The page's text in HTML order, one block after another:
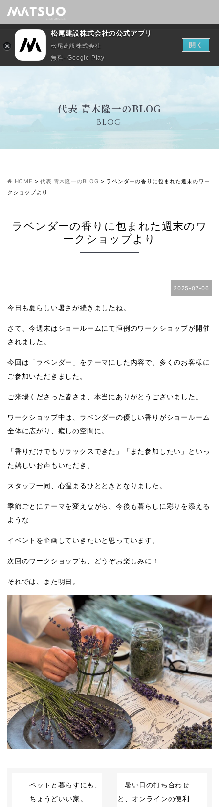
代表 青木隆一のBLOG
BLOG
HOME >代表 青木隆一のBLOG > ラベンダーの香りに包まれた週末のワー
クショップより
ラベンダーの香りに包まれた週末のワ
ークショップより
2025-07-06
今日も夏らしい暑さが続きましたね。
さて、今週末はショールームにて恒例のワークショップが開催
されました。
今回は「ラベンダー」をテーマにした内容で、多くのお客様に
ご参加いただきました。
ご来場くださった皆さま、本当にありがとうございました。
ワークショップ中は、ラベンダーの優しい香りがショールーム
全体に広がり、 癒しの空間に。
「香りだけでもリラックスできた」「また参加したい」といっ
た嬉しいお声もいただき、
スタッフ一同、心温まるひとときとなりました。
季節ごとにテーマを変えながら、今後も暮らしに彩りを添える
ような
イベントを企画していきたいと思っています。
次回のワークショップも、どうぞお楽しみに！
それでは、また明日。
ペットと暮らすにも、
ちょうどいい家。
暑い日の打ち合わせ
と、オンラインの便利
松尾建設株式会社の公式アプリ
松尾建設株式会社
無料- Google Play
開く